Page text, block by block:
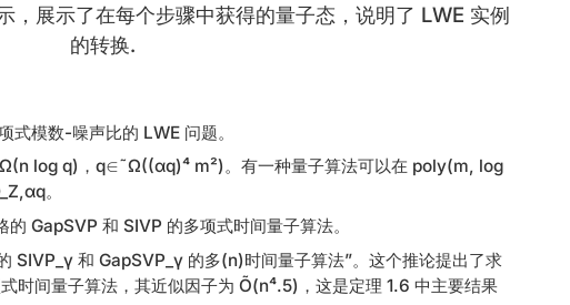
，展示了在每个步骤中获得的量子态，说明了 LWE 实例
的转换.
式模数-噪声比的 LWE 问题。
log q)，q∈˜Ω((αq)⁴ m²)。有一种量子算法可以在 poly(m, log
。
GapSVP 和 SIVP 的多项式时间量子算法。
SIVP_γ 和 GapSVP_γ 的多(n)时间量子算法”。这个推论提出了求
时间量子算法，其近似因子为 Õ(n⁴.5)，这是定理 1.6 中主要结果